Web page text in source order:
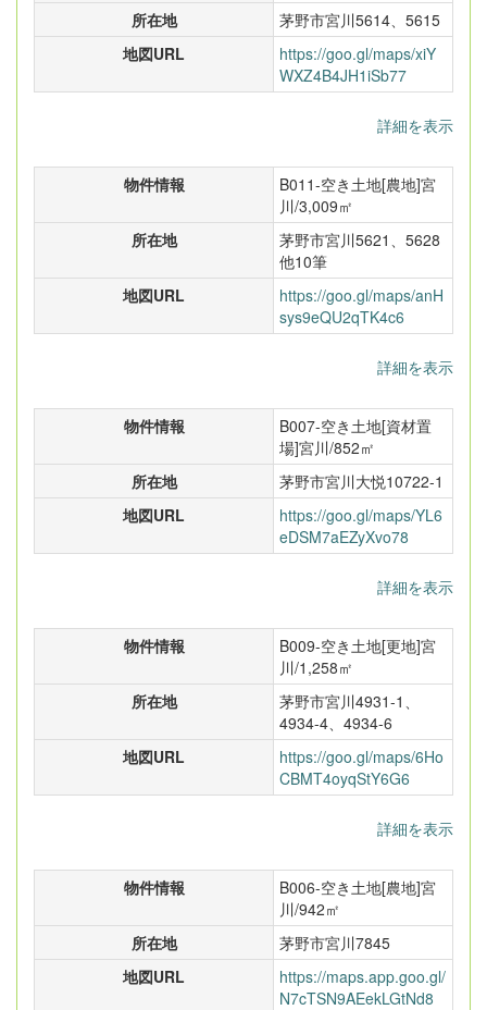
所在地
茅野市宮川5614、5615
地図URL
https://goo.gl/maps/xiY
WXZ4B4JH1iSb77
詳細を表示
物件情報
B011-空き土地[農地]宮
川/3,009㎡
所在地
茅野市宮川5621、5628
他10筆
地図URL
https://goo.gl/maps/anH
sys9eQU2qTK4c6
詳細を表示
物件情報
B007-空き土地[資材置
場]宮川/852㎡
所在地
茅野市宮川大悦10722-1
地図URL
https://goo.gl/maps/YL6
eDSM7aEZyXvo78
詳細を表示
物件情報
B009-空き土地[更地]宮
川/1,258㎡
所在地
茅野市宮川4931-1、
4934-4、4934-6
地図URL
https://goo.gl/maps/6Ho
CBMT4oyqStY6G6
詳細を表示
物件情報
B006-空き土地[農地]宮
川/942㎡
所在地
茅野市宮川7845
地図URL
https://maps.app.goo.gl/
N7cTSN9AEekLGtNd8